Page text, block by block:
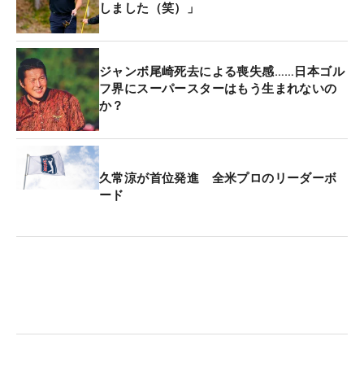
ットに、ギャラリーから「球が強いな」「すごい」
といった声が上がり、感銘を受ける様子が見られ
た。
なかでも観客を沸かせたのが、後半10番のティショ
ット。本来はユーティリティを選択する場面だった
が、「ドライバーが見たい」という声に応え、ドラ
イバーを握った。「いいショットが打てました」と
笑顔を見せつつ、「おかげで難しいアプローチが残
しました（笑）」
ジャンボ尾崎死去による喪失感……日本ゴル
フ界にスーパースターはもう生まれないの
か？
久常涼が首位発進 全米プロのリーダーボ
ード